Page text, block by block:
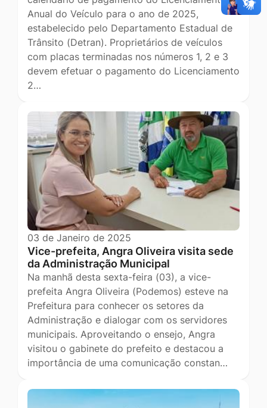
Anual do Veículo para o ano de 2025,
estabelecido pelo Departamento Estadual de
Trânsito (Detran). Proprietários de veículos
com placas terminadas nos números 1, 2 e 3
devem efetuar o pagamento do Licenciamento
2…
03 de Janeiro de 2025
Vice-prefeita, Angra Oliveira visita sede
da Administração Municipal
Na manhã desta sexta-feira (03), a vice-
prefeita Angra Oliveira (Podemos) esteve na
Prefeitura para conhecer os setores da
Administração e dialogar com os servidores
municipais. Aproveitando o ensejo, Angra
visitou o gabinete do prefeito e destacou a
importância de uma comunicação constan…